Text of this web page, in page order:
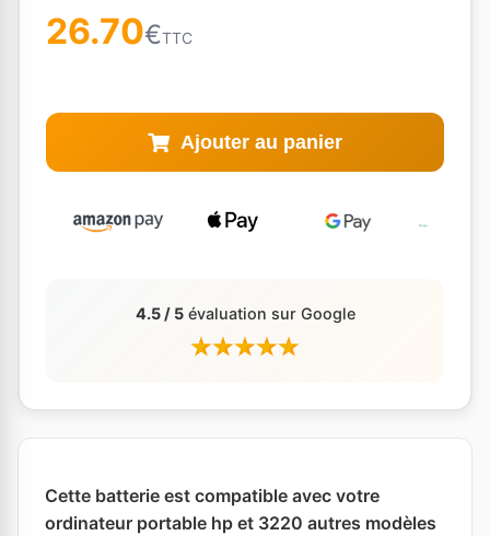
26.70€TTC
Ajouter au panier
4.5 / 5évaluation sur Google
Cette batterie est compatible avec votre
ordinateur portable hp et 3220 autres modèles